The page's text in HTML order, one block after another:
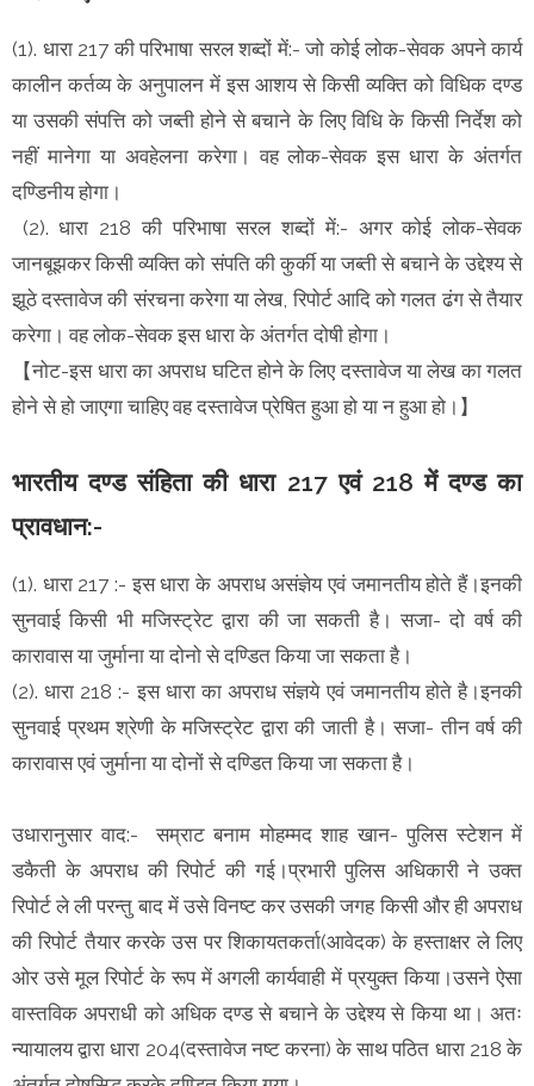
(1). धारा 217 की परिभाषा सरल शब्दों में:- जो कोई लोक-सेवक अपने कार्य
कालीन कर्तव्य के अनुपालन में इस आशय से किसी व्यक्ति को विधिक दण्ड
या उसकी संपत्ति को जब्ती होने से बचाने के लिए विधि के किसी निर्देश को
नहीं मानेगा या अवहेलना करेगा। वह लोक-सेवक इस धारा के अंतर्गत
दण्डिनीय होगा।
(2). धारा 218 की परिभाषा सरल शब्दों में:- अगर कोई लोक-सेवक
जानबूझकर किसी व्यक्ति को संपति की कुर्की या जब्ती से बचाने के उद्देश्य से
झूठे दस्तावेज की संरचना करेगा या लेख, रिपोर्ट आदि को गलत ढंग से तैयार
करेगा। वह लोक-सेवक इस धारा के अंतर्गत दोषी होगा।
【नोट-इस धारा का अपराध घटित होने के लिए दस्तावेज या लेख का गलत
होने से हो जाएगा चाहिए वह दस्तावेज प्रेषित हुआ हो या न हुआ हो।】
भारतीय दण्ड संहिता की धारा 217 एवं 218 में दण्ड का
प्रावधान:-
(1). धारा 217 :- इस धारा के अपराध असंज्ञेय एवं जमानतीय होते हैं।इनकी
सुनवाई किसी भी मजिस्ट्रेट द्वारा की जा सकती है। सजा- दो वर्ष की
कारावास या जुर्माना या दोनो से दण्डित किया जा सकता है।
(2). धारा 218 :- इस धारा का अपराध संज्ञये एवं जमानतीय होते है।इनकी
सुनवाई प्रथम श्रेणी के मजिस्ट्रेट द्वारा की जाती है। सजा- तीन वर्ष की
कारावास एवं जुर्माना या दोनों से दण्डित किया जा सकता है।
उधारानुसार वाद:- सम्राट बनाम मोहम्मद शाह खान- पुलिस स्टेशन में
डकैती के अपराध की रिपोर्ट की गई।प्रभारी पुलिस अधिकारी ने उक्त
रिपोर्ट ले ली परन्तु बाद में उसे विनष्ट कर उसकी जगह किसी और ही अपराध
की रिपोर्ट तैयार करके उस पर शिकायतकर्ता(आवेदक) के हस्ताक्षर ले लिए
ओर उसे मूल रिपोर्ट के रूप में अगली कार्यवाही में प्रयुक्त किया।उसने ऐसा
वास्तविक अपराधी को अधिक दण्ड से बचाने के उद्देश्य से किया था। अतः
न्यायालय द्वारा धारा 204(दस्तावेज नष्ट करना) के साथ पठित धारा 218 के